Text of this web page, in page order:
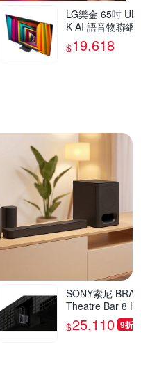
LG樂金 65吋
K AI 語音物聯網
器
三年保固 含基本
$19,618
SONY索尼
Theatre Bar 8
8000 環繞音場
$25,110 9折